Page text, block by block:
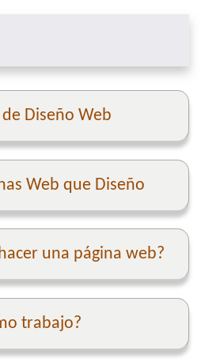
Diseño Web
Web que Diseño
una página web?
trabajo?